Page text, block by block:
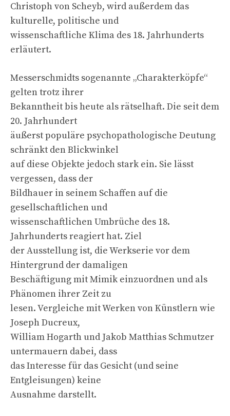
Christoph von Scheyb, wird außerdem das
kulturelle, politische und
wissenschaftliche Klima des 18. Jahrhunderts
erläutert.
Messerschmidts sogenannte „Charakterköpfe“
gelten trotz ihrer
Bekanntheit bis heute als rätselhaft. Die seit dem
20. Jahrhundert
äußerst populäre psychopathologische Deutung
schränkt den Blickwinkel
auf diese Objekte jedoch stark ein. Sie lässt
vergessen, dass der
Bildhauer in seinem Schaffen auf die
gesellschaftlichen und
wissenschaftlichen Umbrüche des 18.
Jahrhunderts reagiert hat. Ziel
der Ausstellung ist, die Werkserie vor dem
Hintergrund der damaligen
Beschäftigung mit Mimik einzuordnen und als
Phänomen ihrer Zeit zu
lesen. Vergleiche mit Werken von Künstlern wie
Joseph Ducreux,
William Hogarth und Jakob Matthias Schmutzer
untermauern dabei, dass
das Interesse für das Gesicht (und seine
Entgleisungen) keine
Ausnahme darstellt.